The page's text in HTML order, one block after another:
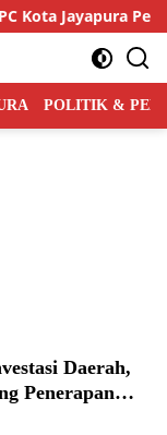
Jayapura
POLITIK &
Daerah,
Penerapan